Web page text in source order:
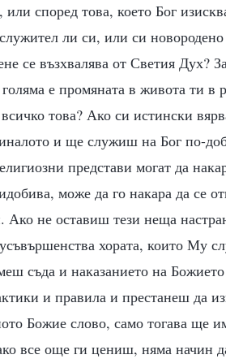
според това, което Бог
ли си, или си
се възхвалява от Светия Дух?
е промяната в живота ти в
това? Ако си истински
и ще служиш на Бог по-
представи могат да
може да го накара да се
Ако не оставиш тези неща
хората, които Му
съда и наказанието на
и правила и престанеш да
Божие слово, само тогава ще
все още ги цениш, няма начин